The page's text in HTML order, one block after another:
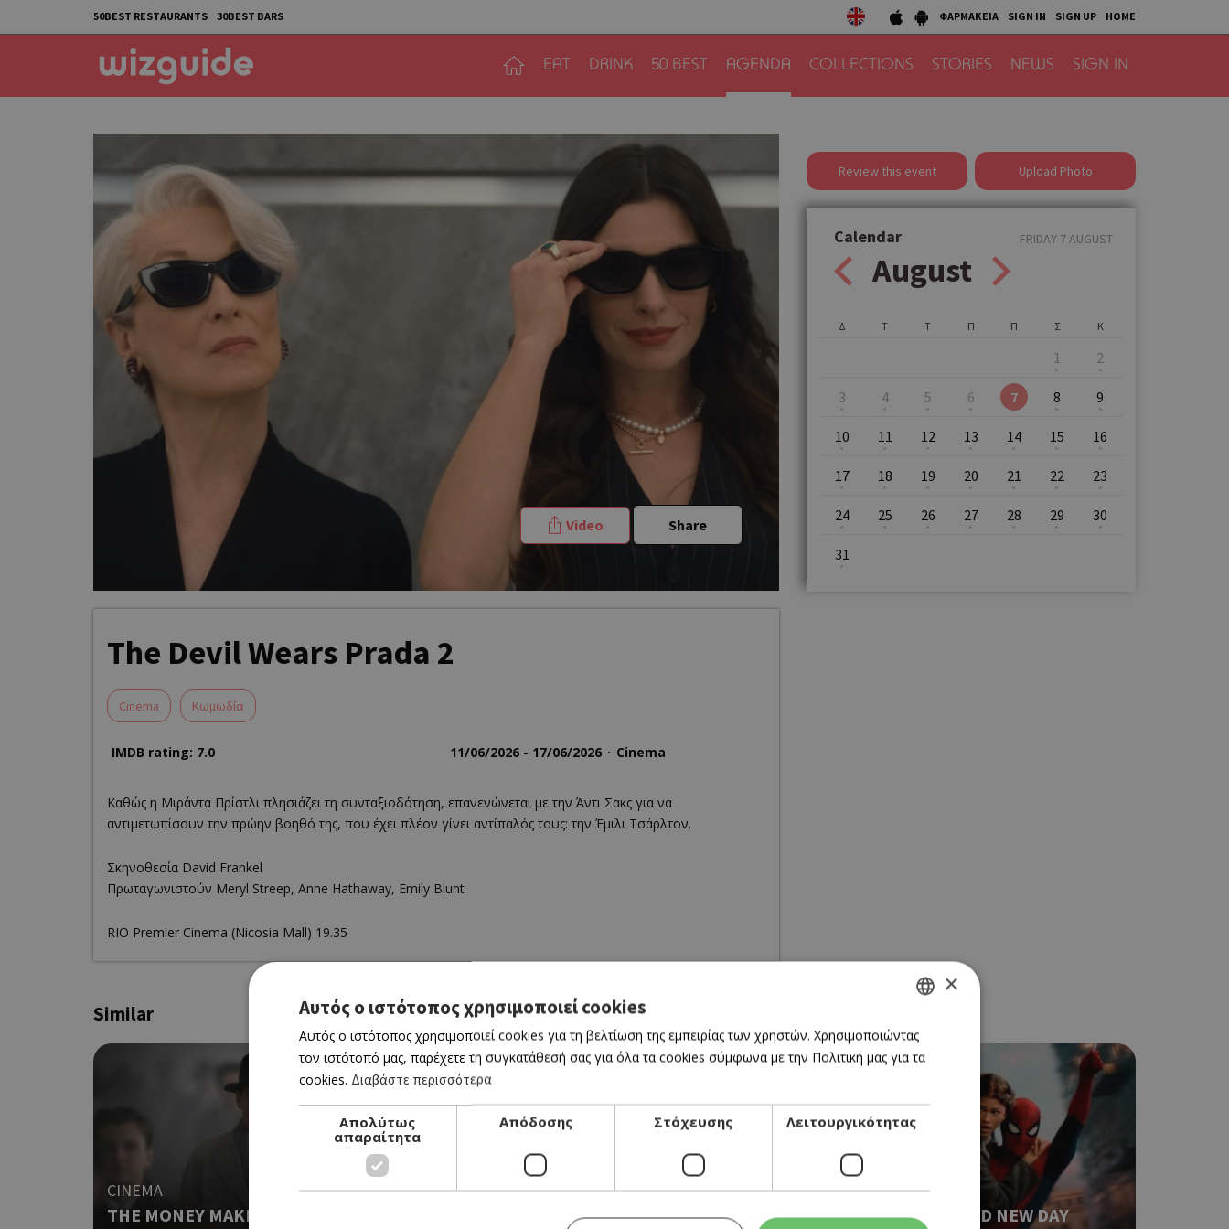
50BEST RESTAURANTS 30BEST BARS ΦΑΡΜΑΚΕΙΑ SIGN IN SIGN UP HOME
EAT DRINK 50 BEST AGENDA COLLECTIONS STORIES NEWS SIGN IN
Video Share
The Devil Wears Prada 2
Cinema Κωμωδία
IMDB rating: 7.0 11/06/2026 - 17/06/2026 Cinema
Καθώς η Μιράντα Πρίστλι πλησιάζει τη συνταξιοδότηση, επανενώνεται με την Άντι Σακς για να
αντιμετωπίσουν την πρώην βοηθό της, που έχει πλέον γίνει αντίπαλός τους: την Έμιλι Τσάρλτον.
Σκηνοθεσία David Frankel
Πρωταγωνιστούν Meryl Streep, Anne Hathaway, Emily Blunt
RΙΟ Premier Cinema (Νicosia Mall) 19.35
Review this event Upload Photo
Calendar
August
FRIDAY 7 AUGUST
Δ Τ Τ Π Π Σ
1
Κ
2
3 4 5 6 7 8 9
10 11 12 13 14 15 16
17 18 19 20 21 22 23
24 25 26 27 28 29 30
31
Similar
CINEMA
THE MONEY MAKER (ΝΕΑ ΤΑΙΝΙΑ)
CINEMA
THE ODYSSEY
CINEMA
SPIDER-MAN: BRAND NEW DAY
GREEK
ENGLISH
×
Αυτός ο ιστότοπος χρησιμοποιεί cookies
Αυτός ο ιστότοπος χρησιμοποιεί cookies για τη βελτίωση της εμπειρίας των χρηστών. Χρησιμοποιώντας
τον ιστότοπό μας, παρέχετε τη συγκατάθεσή σας για όλα τα cookies σύμφωνα με την Πολιτική μας για τα
cookies. Διαβάστε περισσότερα
Απολύτως
απαραίτητα
Απόδοσης Στόχευσης Λειτουργικότητας